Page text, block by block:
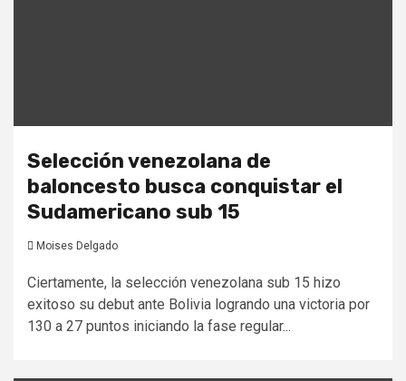
Selección venezolana de
baloncesto busca conquistar el
Sudamericano sub 15
Moises Delgado
Ciertamente, la selección venezolana sub 15 hizo
exitoso su debut ante Bolivia logrando una victoria por
130 a 27 puntos iniciando la fase regular...